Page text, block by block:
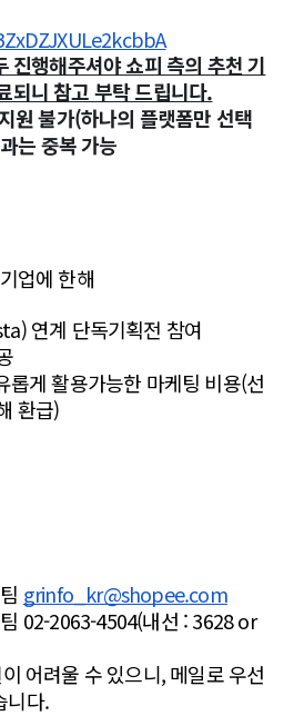
진행해주셔야 쇼피 측의 추천 기
되니 참고 부탁 드립니다.
원 불가(하나의 플랫폼만 선택
는 중복 가능
업에 한해
연계 단독기획전 참여
롭게 활용가능한 마케팅 비용(선
환급)
grinfo_kr@shopee.com
02-2063-4504(내선 : 3628 or
어려울 수 있으니, 메일로 우선
니다.